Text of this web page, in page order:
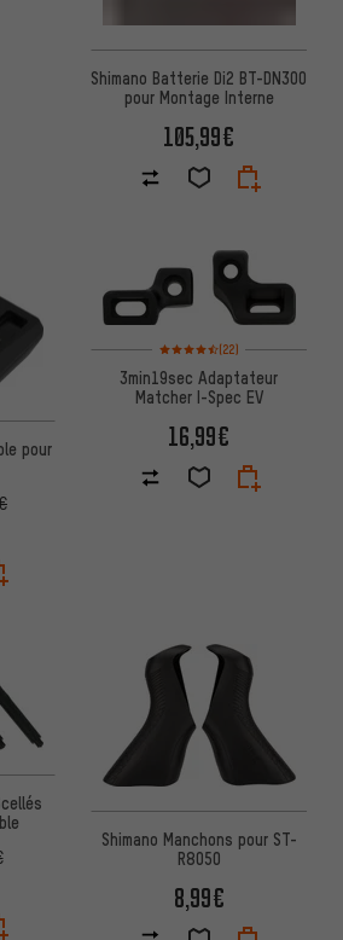
Shimano Batterie Di2 BT-DN300
pour Montage Interne
105,99€
pour
Note moyenne : 4,5 sur 5
(22)
3min19sec Adaptateur
Matcher I-Spec EV
16,99€
sur 5 d'après 3 avis
Shimano Manchons pour ST-
R8050
8,99€